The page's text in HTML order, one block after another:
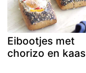
Eibootjes met
chorizo en kaas